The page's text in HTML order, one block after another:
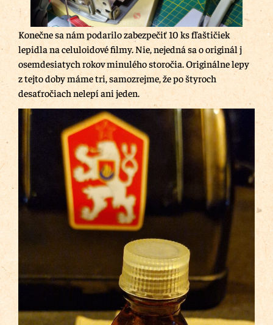
Konečne sa nám podarilo zabezpečiť 10 ks fľaštičiek
lepidla na celuloidové filmy. Nie, nejedná sa o originál j
osemdesiatych rokov minulého storočia. Originálne lepy
z tejto doby máme tri, samozrejme, že po štyroch
desaťročiach nelepí ani jeden.